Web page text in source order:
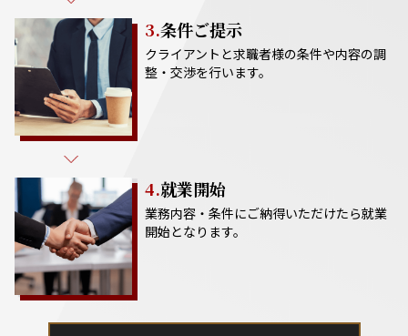
3.条件ご提示
クライアントと求職者様の条件や内容の調
整・交渉を行います。
4.就業開始
業務内容・条件にご納得いただけたら就業
開始となります。